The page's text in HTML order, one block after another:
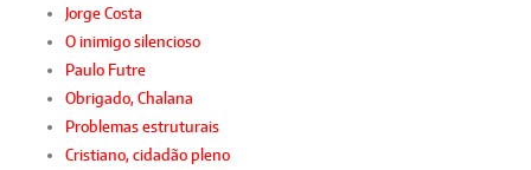
Jorge Costa
O inimigo silencioso
Paulo Futre
Obrigado, Chalana
Problemas estruturais
Cristiano, cidadão pleno